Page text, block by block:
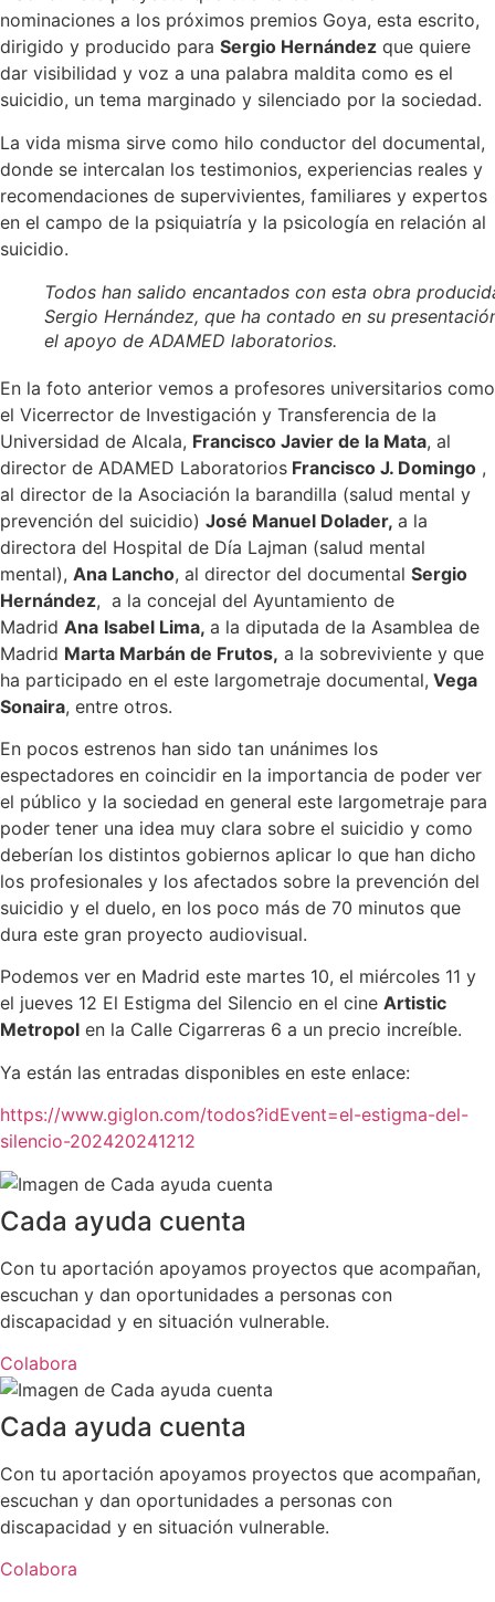
nominaciones a los próximos premios Goya, esta escrito,
dirigido y producido para Sergio Hernández que quiere
dar visibilidad y voz a una palabra maldita como es el
suicidio, un tema marginado y silenciado por la sociedad.
La vida misma sirve como hilo conductor del documental,
donde se intercalan los testimonios, experiencias reales y
recomendaciones de supervivientes, familiares y expertos
en el campo de la psiquiatría y la psicología en relación al
suicidio.
Todos han salido encantados con esta obra
Sergio Hernández, que ha contado en su
el apoyo de ADAMED laboratorios.
En la foto anterior vemos a profesores universitarios como
el Vicerrector de Investigación y Transferencia de la
Universidad de Alcala, Francisco Javier de la Mata, al
director de ADAMED Laboratorios Francisco J. Domingo ,
al director de la Asociación la barandilla (salud mental y
prevención del suicidio) José Manuel Dolader, a la
directora del Hospital de Día Lajman (salud mental
mental), Ana Lancho, al director del documental Sergio
Hernández, a la concejal del Ayuntamiento de
Madrid Ana Isabel Lima, a la diputada de la Asamblea de
Madrid Marta Marbán de Frutos, a la sobreviviente y que
ha participado en el este largometraje documental, Vega
Sonaira, entre otros.
En pocos estrenos han sido tan unánimes los
espectadores en coincidir en la importancia de poder ver
el público y la sociedad en general este largometraje para
poder tener una idea muy clara sobre el suicidio y como
deberían los distintos gobiernos aplicar lo que han dicho
los profesionales y los afectados sobre la prevención del
suicidio y el duelo, en los poco más de 70 minutos que
dura este gran proyecto audiovisual.
Podemos ver en Madrid este martes 10, el miércoles 11 y
el jueves 12 El Estigma del Silencio en el cine Artistic
Metropol en la Calle Cigarreras 6 a un precio increíble.
Ya están las entradas disponibles en este enlace:
https://www.giglon.com/todos?idEvent=el-estigma-del-
silencio-202420241212
Cada ayuda cuenta
Con tu aportación apoyamos proyectos que acompañan,
escuchan y dan oportunidades a personas con
discapacidad y en situación vulnerable.
Colabora
Cada ayuda cuenta
Con tu aportación apoyamos proyectos que acompañan,
escuchan y dan oportunidades a personas con
discapacidad y en situación vulnerable.
Colabora